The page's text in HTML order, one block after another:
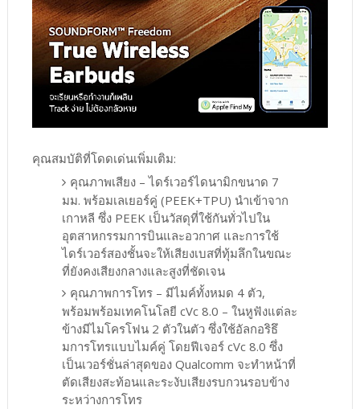
คุณสมบัติที่โดดเด่นเพิ่มเติม:
คุณภาพเสียง – ไดร์เวอร์ไดนามิกขนาด 7
มม. พร้อมเลเยอร์คู่ (PEEK+TPU) นำเข้าจาก
เกาหลี ซึ่ง PEEK เป็นวัสดุที่ใช้กันทั่วไปใน
อุตสาหกรรมการบินและอวกาศ และการใช้
ไดร์เวอร์สองชั้นจะให้เสียงเบสที่ทุ้มลึกในขณะ
ที่ยังคงเสียงกลางและสูงที่ชัดเจน
คุณภาพการโทร – มีไมค์ทั้งหมด 4 ตัว,
พร้อมพร้อมเทคโนโลยี cVc 8.0 – ในหูฟังแต่ละ
ข้างมีไมโครโฟน 2 ตัวในตัว ซึ่งใช้อัลกอริธึ
มการโทรแบบไมค์คู่ โดยฟีเจอร์ cVc 8.0 ซึ่ง
เป็นเวอร์ชั่นล่าสุดของ Qualcomm จะทำหน้าที่
ตัดเสียงสะท้อนและระงับเสียงรบกวนรอบข้าง
ระหว่างการโทร